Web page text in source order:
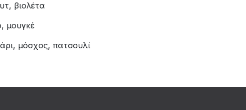
βιολέτα
μουγκέ
μόσχος, πατσουλί